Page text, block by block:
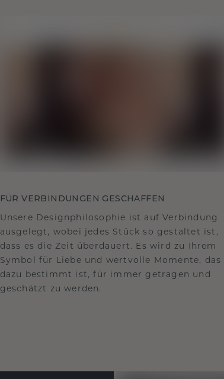
FÜR VERBINDUNGEN GESCHAFFEN
Unsere Designphilosophie ist auf Verbindung
ausgelegt, wobei jedes Stück so gestaltet ist,
dass es die Zeit überdauert. Es wird zu Ihrem
Symbol für Liebe und wertvolle Momente, das
dazu bestimmt ist, für immer getragen und
geschätzt zu werden.